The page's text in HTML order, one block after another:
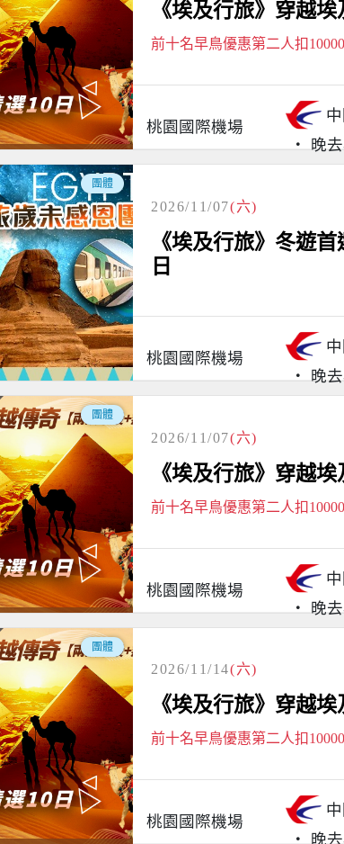
《埃及行旅》穿越
前十名早鳥優惠第二人扣
桃園國際機場
晚
團體
2026/11/07(六)
《埃及行旅》冬遊
日
桃園國際機場
晚
團體
2026/11/07(六)
《埃及行旅》穿越
前十名早鳥優惠第二人扣
桃園國際機場
晚
團體
2026/11/14(六)
《埃及行旅》穿越
前十名早鳥優惠第二人扣
桃園國際機場
晚